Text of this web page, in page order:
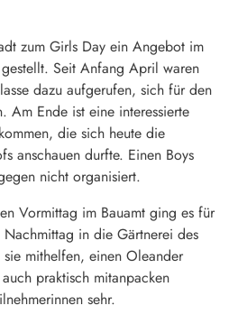
zum Girls Day ein Angebot im
Seit Anfang April waren
dazu aufgerufen, sich für den
Am Ende ist eine interessierte
die sich heute die
anschauen durfte. Einen Boys
nicht organisiert.
Vormittag im Bauamt ging es für
in die Gärtnerei des
mithelfen, einen Oleander
praktisch mitanpacken
sehr.